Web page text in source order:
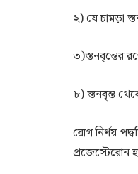
২) যে চামড়া
৩)স্তনবৃন্তের
৮) স্তনবৃন্ত
রোগ নির্ণয়
প্রজেস্টেরোন